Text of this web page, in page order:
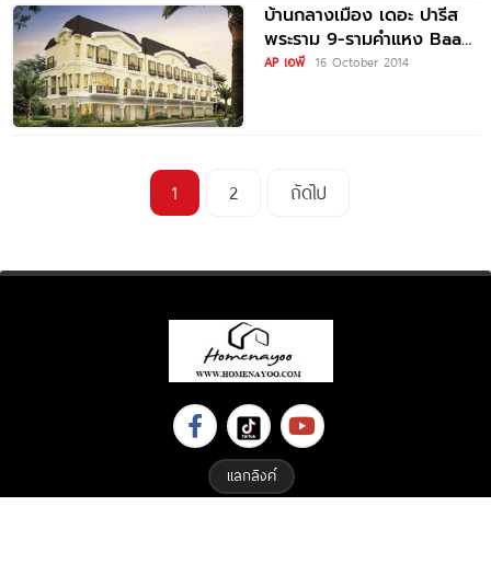
บ้านกลางเมือง เดอะ ปารีส
พระราม 9-รามคำแหง Baan
Klang Muang The Paris
AP เอพี 16 October 2014
1 2 ถัดไป
แลกลิงค์